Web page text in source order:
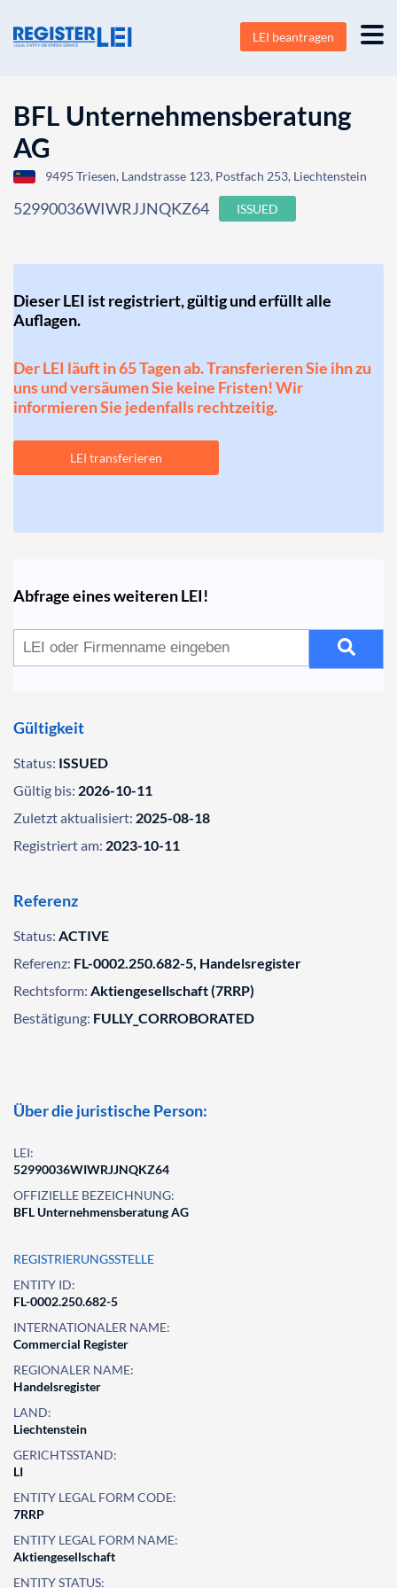
LEI beantragen
BFL Unternehmensberatung
AG
9495 Triesen, Landstrasse 123, Postfach 253, Liechtenstein
52990036WIWRJJNQKZ64 ISSUED
Dieser LEI ist registriert, gültig und erfüllt alle
Auflagen.
Der LEI läuft in 65 Tagen ab. Transferieren Sie ihn zu
uns und versäumen Sie keine Fristen! Wir
informieren Sie jedenfalls rechtzeitig.
LEI transferieren
Abfrage eines weiteren LEI!
Gültigkeit
Status: ISSUED
Gültig bis: 2026-10-11
Zuletzt aktualisiert: 2025-08-18
Registriert am: 2023-10-11
Referenz
Status: ACTIVE
Referenz: FL-0002.250.682-5, Handelsregister
Rechtsform: Aktiengesellschaft (7RRP)
Bestätigung: FULLY_CORROBORATED
Über die juristische Person:
LEI:
52990036WIWRJJNQKZ64
OFFIZIELLE BEZEICHNUNG:
BFL Unternehmensberatung AG
REGISTRIERUNGSSTELLE
ENTITY ID:
FL-0002.250.682-5
INTERNATIONALER NAME:
Commercial Register
REGIONALER NAME:
Handelsregister
LAND:
Liechtenstein
GERICHTSSTAND:
LI
ENTITY LEGAL FORM CODE:
7RRP
ENTITY LEGAL FORM NAME:
Aktiengesellschaft
ENTITY STATUS: